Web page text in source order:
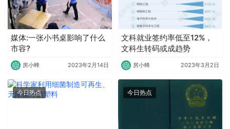
媒体:一张小书桌影响了什么
市容?
房小蜂 2023年2月14日
文科就业签约率低至12%，
文科生转码或成趋势
房小蜂 2023年3月2日
今日热点 今日热点